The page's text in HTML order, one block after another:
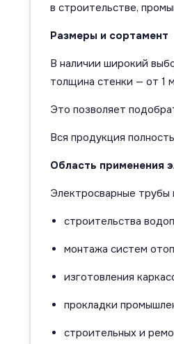
в строительстве,
Размеры и сортамент
В наличии широкий
толщина стенки — от 1
Это позволяет
Вся продукция
Область применения
Электросварные трубы
строительства
монтажа систем
изготовления
прокладки
строительных и